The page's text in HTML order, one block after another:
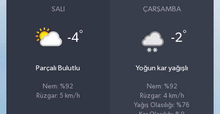
SALI
-4°
Parçalı Bulutlu
Nem: %92
Rüzgar: 5 km/h
ÇARŞAMBA
-2°
Yoğun kar yağışlı
Nem: %92
Rüzgar: 4 km/h
Yağış Olasılığı: %76